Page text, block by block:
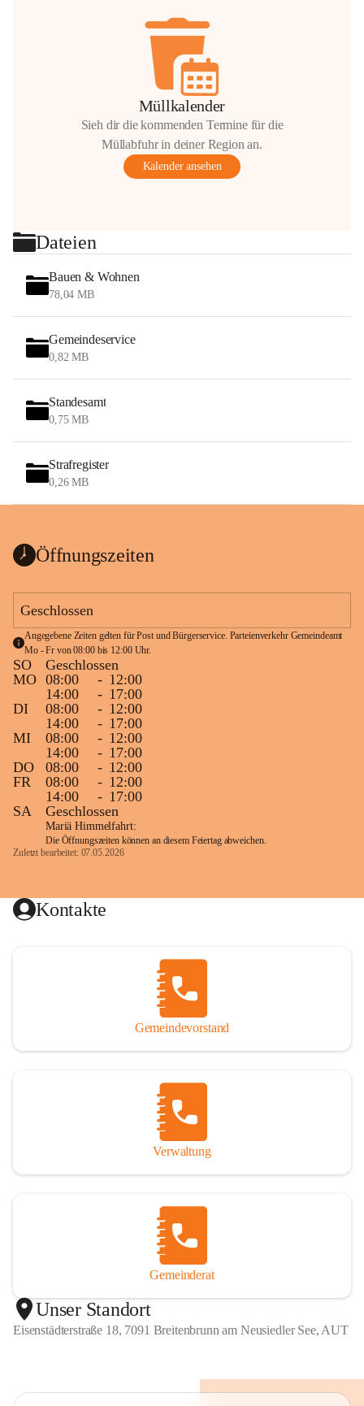
Müllkalender
Sieh dir die kommenden Termine für die
Müllabfuhr in deiner Region an.
Kalender ansehen
Dateien
Bauen & Wohnen
78,04 MB
Gemeindeservice
0,82 MB
Standesamt
0,75 MB
Strafregister
0,26 MB
Öffnungszeiten
Geschlossen
Angegebene Zeiten gelten für Post und Bürgerservice. Parteienverkehr Gemeindeamt
Mo - Fr von 08:00 bis 12:00 Uhr.
SO
Geschlossen
MO 08:00 - 12:00
14:00
- 17:00
DI
08:00 - 12:00
14:00
- 17:00
MI
08:00 - 12:00
14:00
- 17:00
DO
08:00 - 12:00
FR
08:00 - 12:00
14:00
- 17:00
SA
Geschlossen
Mariä Himmelfahrt:
Die Öffnungszeiten können an diesem Feiertag abweichen.
Zuletzt bearbeitet: 07.05.2026
Kontakte
Gemeindevorstand
Verwaltung
Gemeinderat
Unser Standort
Eisenstädterstraße 18, 7091 Breitenbrunn am Neusiedler See, AUT